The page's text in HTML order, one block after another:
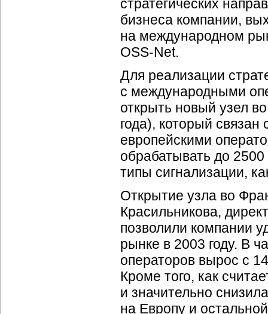
стратегических
бизнеса компании,
на международном
OSS-Net.
Для реализации
с международными
открыть новый узел
года), который
европейскими
обрабатывать до
типы сигнализации,
Открытие узла во
Красильникова,
позволили компании
рынке в 2003 году. В
операторов вырос с
Кроме того, как
и значительно
на Европу и